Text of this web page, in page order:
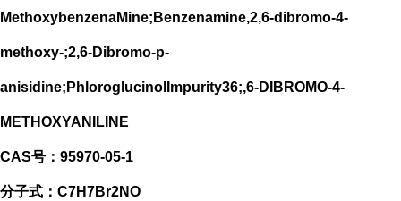
MethoxybenzenaMine;Benzenamine,2,6-dibromo-4-
methoxy-;2,6-Dibromo-p-
anisidine;PhloroglucinolImpurity36;,6-DIBROMO-4-
METHOXYANILINE
CAS号：95970-05-1
分子式：C7H7Br2NO